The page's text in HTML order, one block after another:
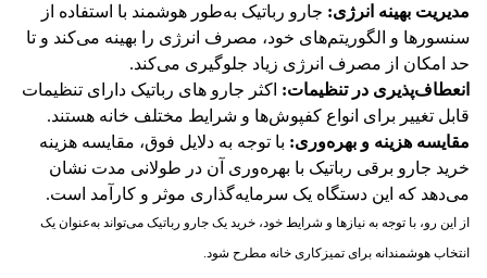
مدیریت بهینه انرژی: جارو رباتیک به‌طور هوشمند با استفاده از
سنسورها و الگوریتم‌های خود، مصرف انرژی را بهینه می‌کند و تا
حد امکان از مصرف انرژی زیاد جلوگیری می‌کند.
انعطاف‌پذیری در تنظیمات: اکثر جارو های رباتیک‌ دارای تنظیمات
قابل تغییر برای انواع کفپوش‌ها و شرایط مختلف خانه هستند.
مقایسه هزینه و بهره‌وری: با توجه به دلایل فوق، مقایسه هزینه
خرید جارو برقی رباتیک با بهره‌وری آن در طولانی مدت نشان
می‌دهد که این دستگاه یک سرمایه‌گذاری موثر و کارآمد است.
از این رو، با توجه به نیازها و شرایط خود، خرید یک جارو رباتیک می‌تواند به‌عنوان یک
انتخاب هوشمندانه برای تمیزکاری خانه مطرح شود.